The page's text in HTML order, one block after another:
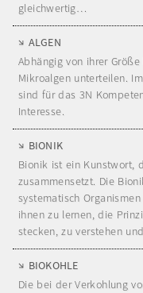
gleichwertig…
ALGEN
Abhängig von ihrer
Mikroalgen unterteilen.
sind für das 3N
Interesse.
BIONIK
Bionik ist ein Kunstwort,
zusammensetzt. Die
systematisch
ihnen zu lernen, die
stecken, zu verstehen
BIOKOHLE
Die bei der Verkohlung